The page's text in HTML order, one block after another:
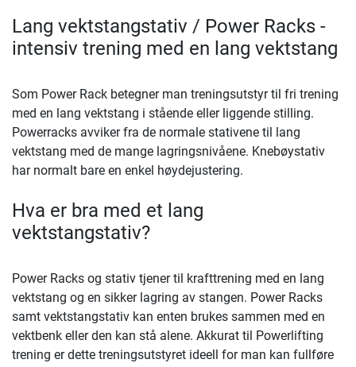
Lang vektstangstativ / Power Racks -
intensiv trening med en lang vektstang
Som Power Rack betegner man treningsutstyr til fri trening
med en lang vektstang i stående eller liggende stilling.
Powerracks avviker fra de normale stativene til lang
vektstang med de mange lagringsnivåene. Knebøystativ
har normalt bare en enkel høydejustering.
Hva er bra med et lang
vektstangstativ?
Power Racks og stativ tjener til krafttrening med en lang
vektstang og en sikker lagring av stangen. Power Racks
samt vektstangstativ kan enten brukes sammen med en
vektbenk eller den kan stå alene. Akkurat til Powerlifting
trening er dette treningsutstyret ideell for man kan fullføre